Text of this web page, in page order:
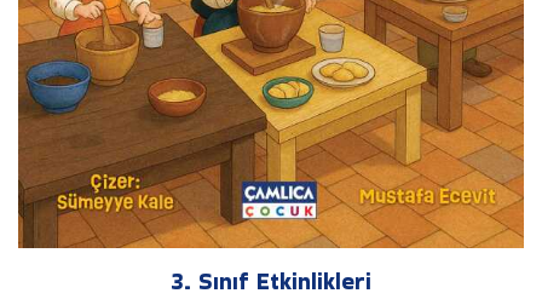
3. Sınıf Etkinlikleri